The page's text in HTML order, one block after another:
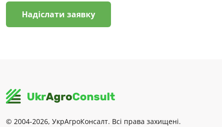
Надіслати заявку
© 2004-2026, УкрАгроКонсалт. Всі права захищені.